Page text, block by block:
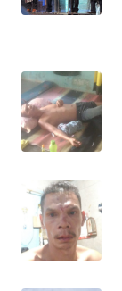
DISCLAIMER
Wahana
News
WN
SUMUT